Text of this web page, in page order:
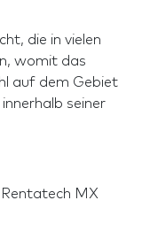
die in vielen
womit das
auf dem Gebiet
seiner
Rentatech MX